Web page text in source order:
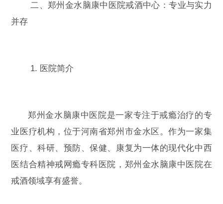
二、郑州金水脑康中医院戒酒中心：专业与实力
并存
1. 医院简介
郑州金水脑康中医院是一家专注于戒瘾治疗的专
业医疗机构，位于河南省郑州市金水区。作为一家集
医疗、科研、预防、保健、康复为一体的现代化中西
医结合精神戒网瘾专科医院，郑州金水脑康中医院在
戒酒领域享有盛誉。